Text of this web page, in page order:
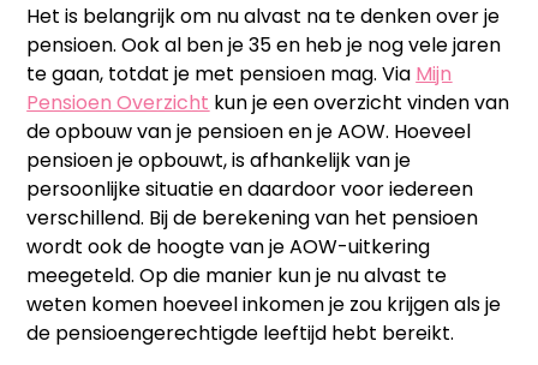
Het is belangrijk om nu alvast na te denken over je
pensioen. Ook al ben je 35 en heb je nog vele jaren
te gaan, totdat je met pensioen mag. Via Mijn
Pensioen Overzicht kun je een overzicht vinden van
de opbouw van je pensioen en je AOW. Hoeveel
pensioen je opbouwt, is afhankelijk van je
persoonlijke situatie en daardoor voor iedereen
verschillend. Bij de berekening van het pensioen
wordt ook de hoogte van je AOW-uitkering
meegeteld. Op die manier kun je nu alvast te
weten komen hoeveel inkomen je zou krijgen als je
de pensioengerechtigde leeftijd hebt bereikt.